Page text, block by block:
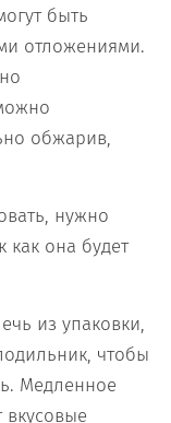
быть
отложениями.
обжарив,
нужно
как она будет
из упаковки,
чтобы
Медленное